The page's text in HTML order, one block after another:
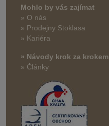
Mohlo by vás zajímat
» O nás
» Prodejny Stoklasa
» Kariéra
» Návody krok za krokem
» Články